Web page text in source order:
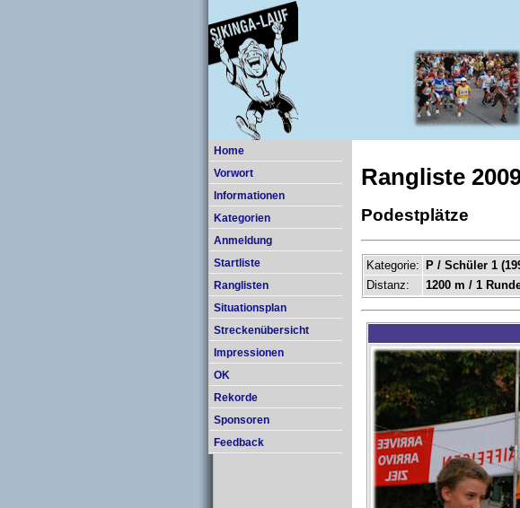
Home
Vorwort
Informationen
Kategorien
Anmeldung
Startliste
Ranglisten
Situationsplan
Streckenübersicht
Impressionen
OK
Rekorde
Sponsoren
Feedback
Rangliste
Podestplätze
Kategorie:
P / Schüler 1
Distanz:
1200 m / 1